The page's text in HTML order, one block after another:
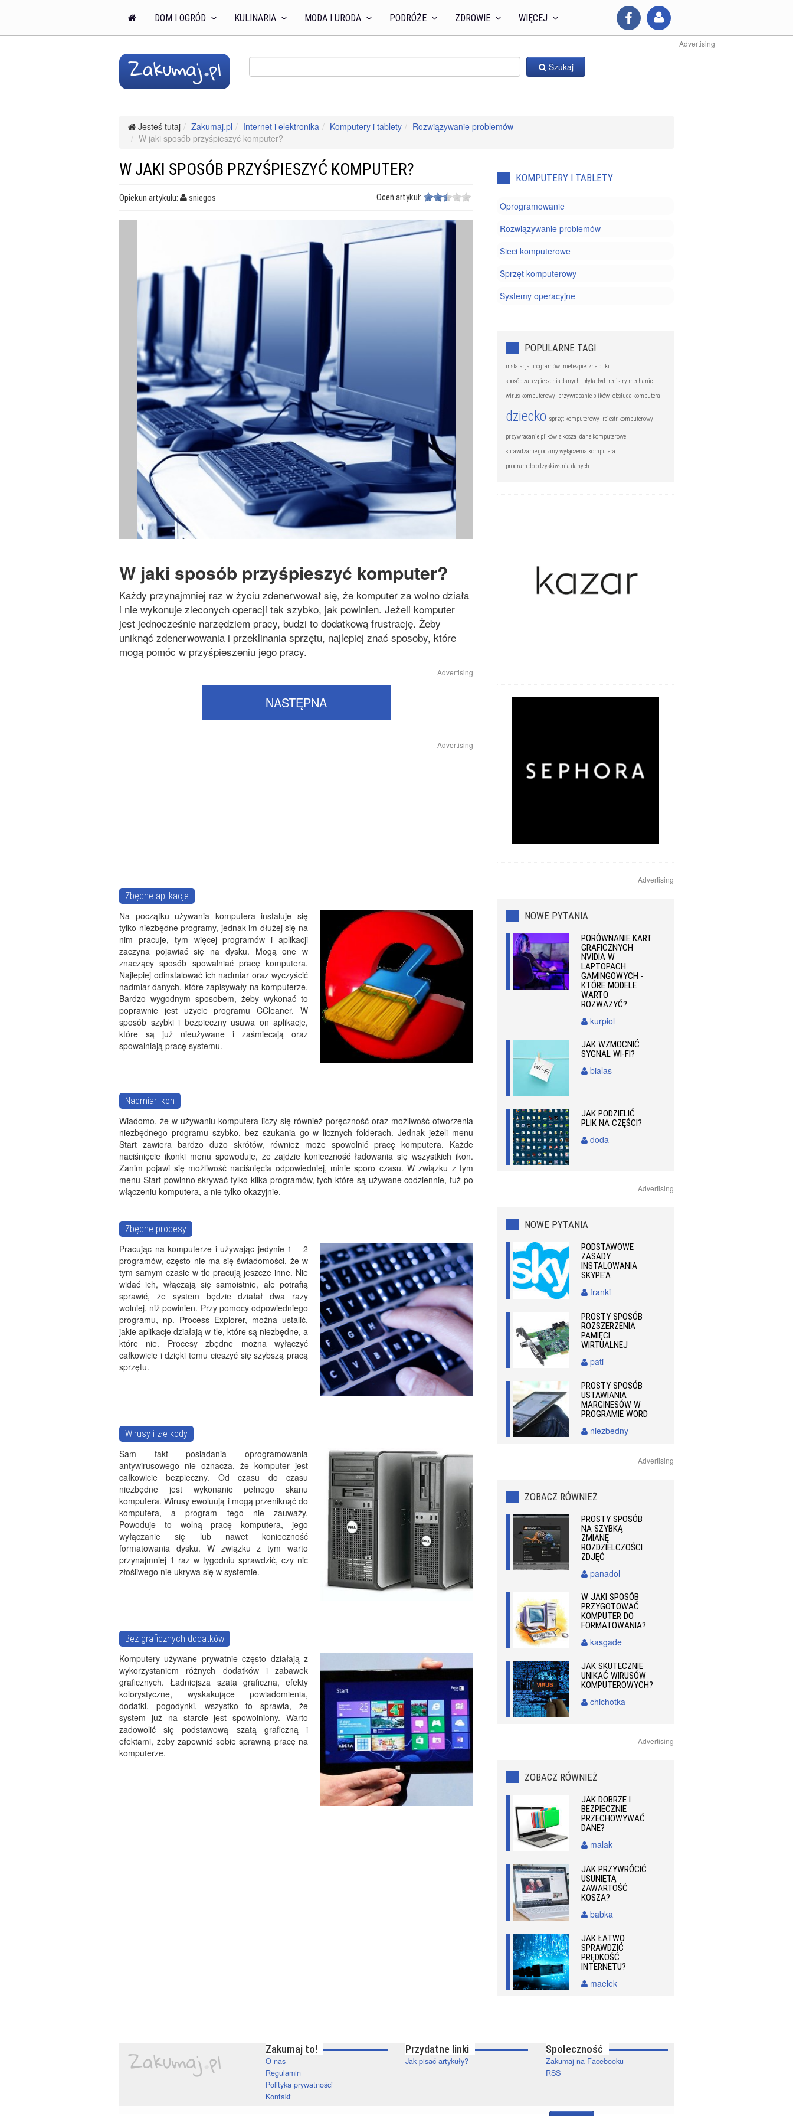
DOM I OGRÓD KULINARIA MODA I URODA PODRÓŻE ZDROWIE WIĘCEJ
Advertising
Szukaj
Jesteś tutaj Zakumaj.pl Internet i elektronika Komputery i tablety
Rozwiązywanie problemów
W jaki sposób przyśpieszyć komputer?
W JAKI SPOSÓB PRZYŚPIESZYĆ KOMPUTER?
Opiekun artykułu: sniegos Oceń artykuł:
W jaki sposób przyśpieszyć komputer?
Każdy przynajmniej raz w życiu zdenerwował się, że komputer za wolno działa
i nie wykonuje zleconych operacji tak szybko, jak powinien. Jeżeli komputer
jest jednocześnie narzędziem pracy, budzi to dodatkową frustrację. Żeby
uniknąć zdenerwowania i przeklinania sprzętu, najlepiej znać sposoby, które
mogą pomóc w przyśpieszeniu jego pracy.
Advertising
NASTĘPNA
Advertising
Zbędne aplikacje
Na początku używania komputera instaluje się
tylko niezbędne programy, jednak im dłużej się na
nim pracuje, tym więcej programów i aplikacji
zaczyna pojawiać się na dysku. Mogą one w
znaczący sposób spowalniać pracę komputera.
Najlepiej odinstalować ich nadmiar oraz wyczyścić
nadmiar danych, które zapisywały na komputerze.
Bardzo wygodnym sposobem, żeby wykonać to
poprawnie jest użycie programu CCleaner. W
sposób szybki i bezpieczny usuwa on aplikacje,
które są już nieużywane i zaśmiecają oraz
spowalniają pracę systemu.
Nadmiar ikon
Wiadomo, że w używaniu komputera liczy się również poręczność oraz możliwość otworzenia
niezbędnego programu szybko, bez szukania go w licznych folderach. Jednak jeżeli menu
Start zawiera bardzo dużo skrótów, również może spowolnić pracę komputera. Każde
naciśnięcie ikonki menu spowoduje, że zajdzie konieczność ładowania się wszystkich ikon.
Zanim pojawi się możliwość naciśnięcia odpowiedniej, minie sporo czasu. W związku z tym
menu Start powinno skrywać tylko kilka programów, tych które są używane codziennie, tuż po
włączeniu komputera, a nie tylko okazyjnie.
Zbędne procesy
Pracując na komputerze i używając jedynie 1 – 2
programów, często nie ma się świadomości, że w
tym samym czasie w tle pracują jeszcze inne. Nie
widać ich, włączają się samoistnie, ale potrafią
sprawić, że system będzie działał dwa razy
wolniej, niż powinien. Przy pomocy odpowiedniego
programu, np. Process Explorer, można ustalić,
jakie aplikacje działają w tle, które są niezbędne, a
które nie. Procesy zbędne można wyłączyć
całkowicie i dzięki temu cieszyć się szybszą pracą
sprzętu.
Wirusy i złe kody
Sam fakt posiadania oprogramowania
antywirusowego nie oznacza, że komputer jest
całkowicie bezpieczny. Od czasu do czasu
niezbędne jest wykonanie pełnego skanu
komputera. Wirusy ewoluują i mogą przeniknąć do
komputera, a program tego nie zauważy.
Powoduje to wolną pracę komputera, jego
wyłączanie się lub nawet konieczność
formatowania dysku. W związku z tym warto
przynajmniej 1 raz w tygodniu sprawdzić, czy nic
złośliwego nie ukrywa się w systemie.
Bez graficznych dodatków
Komputery używane prywatnie często działają z
wykorzystaniem różnych dodatków i zabawek
graficznych. Ładniejsza szata graficzna, efekty
kolorystyczne, wyskakujące powiadomienia,
dodatki, pogodynki, wszystko to sprawia, że
system już na starcie jest spowolniony. Warto
zadowolić się podstawową szatą graficzną i
efektami, żeby zapewnić sobie sprawną pracę na
komputerze.
KOMPUTERY I TABLETY
Oprogramowanie
Rozwiązywanie problemów
Sieci komputerowe
Sprzęt komputerowy
Systemy operacyjne
POPULARNE TAGI
instalacja programów niebezpieczne pliki
sposób zabezpieczenia danych płyta dvd registry mechanic
wirus komputerowy przywracanie plików obsługa komputera
dziecko sprzęt komputerowy rejestr komputerowy
przywracanie plików z kosza dane komputerowe
sprawdzanie godziny wyłączenia komputera
program do odzyskiwania danych
Advertising
NOWE PYTANIA
PORÓWNANIE KART
GRAFICZNYCH
NVIDIA W
LAPTOPACH
GAMINGOWYCH -
KTÓRE MODELE
WARTO
ROZWAŻYĆ?
kurpiol
JAK WZMOCNIĆ
SYGNAŁ WI-FI?
bialas
JAK PODZIELIĆ
PLIK NA CZĘŚCI?
doda
Advertising
NOWE PYTANIA
PODSTAWOWE
ZASADY
INSTALOWANIA
SKYPE'A
franki
PROSTY SPOSÓB
ROZSZERZENIA
PAMIĘCI
WIRTUALNEJ
pati
PROSTY SPOSÓB
USTAWIANIA
MARGINESÓW W
PROGRAMIE WORD
niezbedny
Advertising
ZOBACZ RÓWNIEŻ
PROSTY SPOSÓB
NA SZYBKĄ
ZMIANĘ
ROZDZIELCZOŚCI
ZDJĘĆ
panadol
W JAKI SPOSÓB
PRZYGOTOWAĆ
KOMPUTER DO
FORMATOWANIA?
kasgade
JAK SKUTECZNIE
UNIKAĆ WIRUSÓW
KOMPUTEROWYCH?
chichotka
Advertising
ZOBACZ RÓWNIEŻ
JAK DOBRZE I
BEZPIECZNIE
PRZECHOWYWAĆ
DANE?
malak
JAK PRZYWRÓCIĆ
USUNIĘTĄ
ZAWARTOŚĆ
KOSZA?
babka
JAK ŁATWO
SPRAWDZIĆ
PRĘDKOŚĆ
INTERNETU?
maelek
Zakumaj to!
O nas
Regulamin
Polityka prywatności
Kontakt
Przydatne linki
Jak pisać artykuły?
Społeczność
Zakumaj na Facebooku
RSS